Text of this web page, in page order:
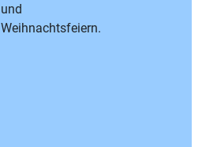
und
Weihnachtsfeiern.